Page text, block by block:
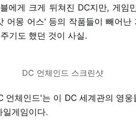
에게 크게 뒤쳐진 DC지만, 게임
어몽 어스' 등의 작품들이 빼어난
기도 했던 것이 사실.
DC 언체인드 스크린샷
언체인드'는 이 DC 세계관의 영
일게임이다.